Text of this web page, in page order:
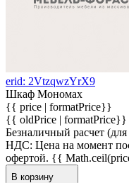
erid: 2VtzqwzYrX9
Шкаф Мономах
{{ price | formatPrice}}
{{ oldPrice | formatPrice}}
Безналичный расчет
НДС: Цена на момент
офертой. {{
В корзину